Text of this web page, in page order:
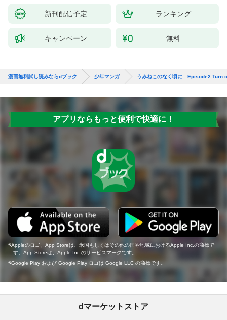
新刊配信予定 ランキング
キャンペーン 無料
漫画無料試し読みならdブック 少年マンガ うみねこのなく頃に Episode2:Turn
アプリならもっと便利で快適に！
Appleのロゴ、App Storeは、米国もしくはその他の国や地域におけるApple Inc.の商標で
す。App Storeは、Apple Inc.のサービスマークです。
Google Play および Google Play ロゴは Google LLC の商標です。
dマーケットストア